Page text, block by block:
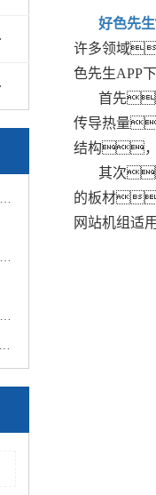
好色先
许多领域
色先生APP
首先
传导热量
结构，
其次
的板材
网站机组